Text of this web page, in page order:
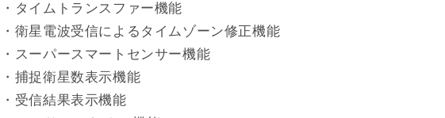
・タイムトランスファー機能
・衛星電波受信によるタイムゾーン修正機能
・スーパースマートセンサー機能
・捕捉衛星数表示機能
・受信結果表示機能